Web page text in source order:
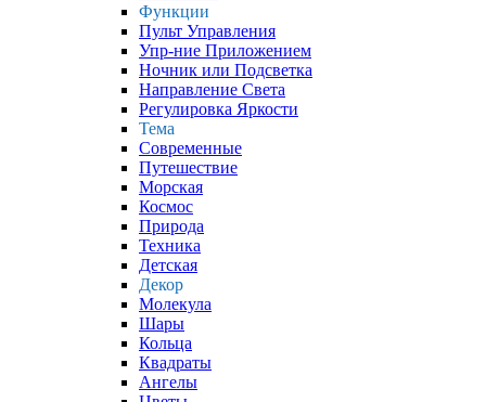
Функции
Пульт Управления
Упр-ние Приложением
Ночник или Подсветка
Направление Света
Регулировка Яркости
Тема
Современные
Путешествие
Морская
Космос
Природа
Техника
Детская
Декор
Молекула
Шары
Кольца
Квадраты
Ангелы